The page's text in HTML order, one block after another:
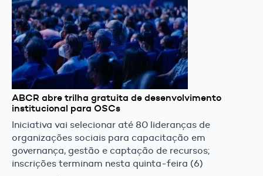
ABCR abre trilha gratuita de desenvolvimento
institucional para OSCs
Iniciativa vai selecionar até 80 lideranças de
organizações sociais para capacitação em
governança, gestão e captação de recursos;
inscrições terminam nesta quinta-feira (6)